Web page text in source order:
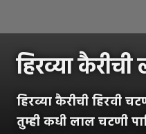
हिरव्या
हिरव्या कैरीची हिरवी
तुम्ही कधी लाल चटणी